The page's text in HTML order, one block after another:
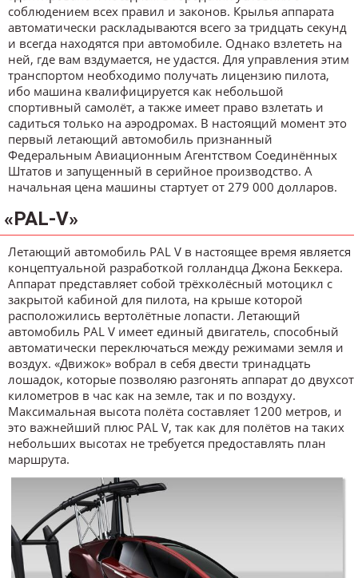
соблюдением всех правил и законов. Крылья аппарата
автоматически раскладываются всего за тридцать секунд
и всегда находятся при автомобиле. Однако взлететь на
ней, где вам вздумается, не удастся. Для управления этим
транспортом необходимо получать лицензию пилота,
ибо машина квалифицируется как небольшой
спортивный самолёт, а также имеет право взлетать и
садиться только на аэродромах. В настоящий момент это
первый летающий автомобиль признанный
Федеральным Авиационным Агентством Соединённых
Штатов и запущенный в серийное производство. А
начальная цена машины стартует от 279 000 долларов.
«PAL-V»
Летающий автомобиль PAL V в настоящее время является
концептуальной разработкой голландца Джона Беккера.
Аппарат представляет собой трёхколёсный мотоцикл с
закрытой кабиной для пилота, на крыше которой
расположились вертолётные лопасти. Летающий
автомобиль PAL V имеет единый двигатель, способный
автоматически переключаться между режимами земля и
воздух. «Движок» вобрал в себя двести тринадцать
лошадок, которые позволяю разгонять аппарат до двухсот
километров в час как на земле, так и по воздуху.
Максимальная высота полёта составляет 1200 метров, и
это важнейший плюс PAL V, так как для полётов на таких
небольших высотах не требуется предоставлять план
маршрута.